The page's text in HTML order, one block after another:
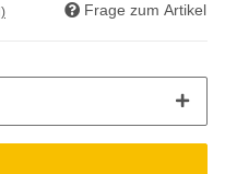
Frage zum Artikel